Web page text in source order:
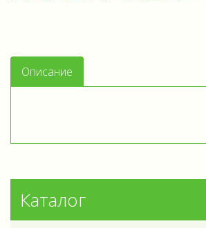
Описание
Каталог